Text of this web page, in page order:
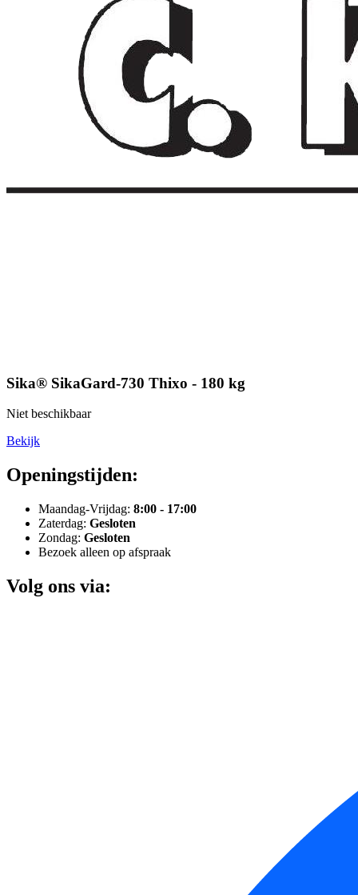
Sika® SikaGard-730 Thixo - 180 kg
Niet beschikbaar
Bekijk
Openingstijden:
Maandag-Vrijdag: 8:00 - 17:00
Zaterdag: Gesloten
Zondag: Gesloten
Bezoek alleen op afspraak
Volg ons via: